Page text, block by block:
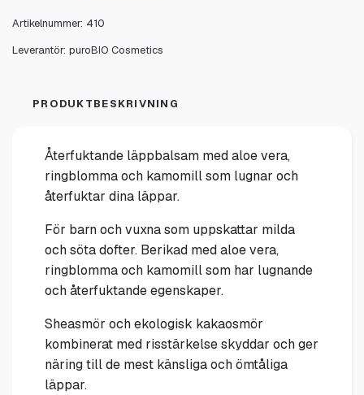
Artikelnummer: 410
Leverantör: puroBIO Cosmetics
PRODUKTBESKRIVNING
Återfuktande läppbalsam med aloe vera,
ringblomma och kamomill som lugnar och
återfuktar dina läppar.
För barn och vuxna som uppskattar milda
och söta dofter. Berikad med aloe vera,
ringblomma och kamomill som har lugnande
och återfuktande egenskaper.
Sheasmör och ekologisk kakaosmör
kombinerat med risstärkelse skyddar och ger
näring till de mest känsliga och ömtåliga
läppar.